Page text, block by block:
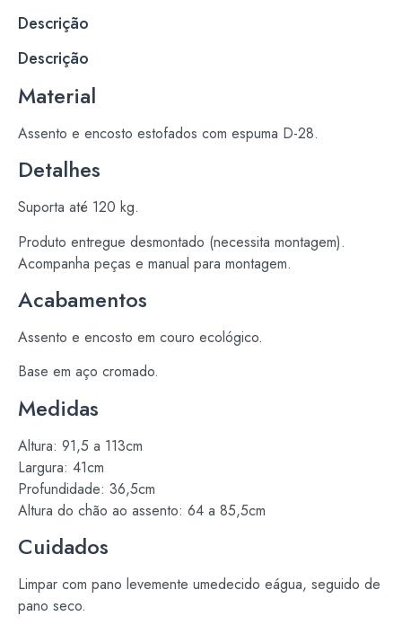
Descrição
Descrição
Material
Assento e encosto estofados com espuma D-28.
Detalhes
Suporta até 120 kg.
Produto entregue desmontado (necessita montagem).
Acompanha peças e manual para montagem.
Acabamentos
Assento e encosto em couro ecológico.
Base em aço cromado.
Medidas
Altura: 91,5 a 113cm
Largura: 41cm
Profundidade: 36,5cm
Altura do chão ao assento: 64 a 85,5cm
Cuidados
Limpar com pano levemente umedecido eágua, seguido de
pano seco.